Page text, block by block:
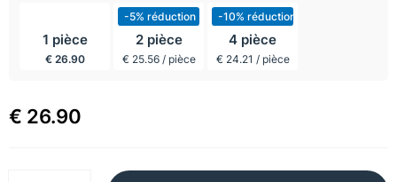
1 pièce
€ 26.90
-5% réduction
2 pièce
€ 25.56 / pièce
-10% réduction
4 pièce
€ 24.21 / pièce
€ 26.90